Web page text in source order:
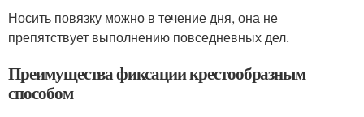
Носить повязку можно в течение дня, она не
препятствует выполнению повседневных дел.
Преимущества фиксации крестообразным
способом